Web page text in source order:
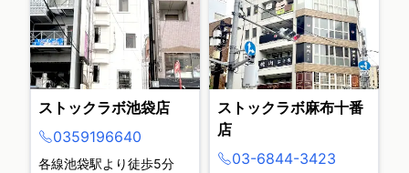
ストックラボ池袋店
0359196640
各線池袋駅より徒歩5分
ストックラボ麻布十番
店
03-6844-3423